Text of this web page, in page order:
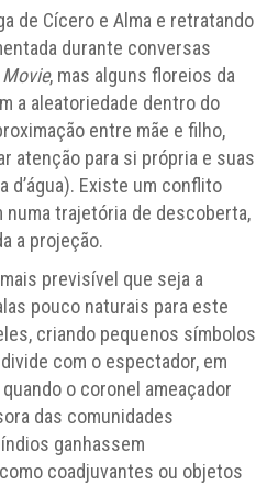
de Cícero e Alma e retratando
durante conversas
, mas alguns floreios da
a aleatoriedade dentro do
entre mãe e filho,
atenção para si própria e suas
d’água). Existe um conflito
numa trajetória de descoberta,
a projeção.
previsível que seja a
pouco naturais para este
criando pequenos símbolos
com o espectador, em
o coronel ameaçador
das comunidades
ganhassem
coadjuvantes ou objetos